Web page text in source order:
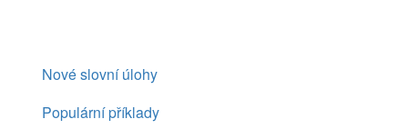
Nové slovní úlohy
Populární příklady